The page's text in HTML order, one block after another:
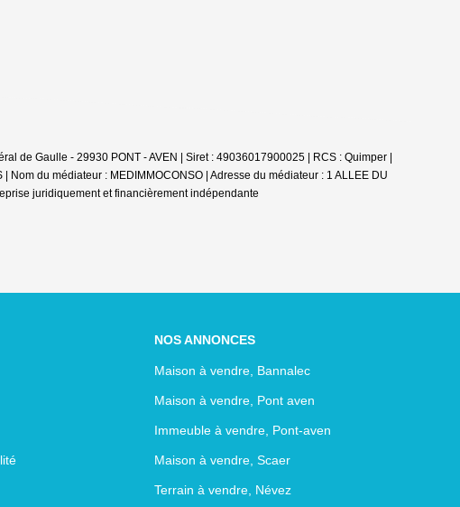
de Gaulle - 29930 PONT - AVEN | Siret : 49036017900025 | RCS : Quimper |
du médiateur : MEDIMMOCONSO | Adresse du médiateur : 1 ALLEE DU
juridiquement et financièrement indépendante
NOS ANNONCES
Maison à vendre, Bannalec
Maison à vendre, Pont aven
Immeuble à vendre, Pont-aven
Maison à vendre, Scaer
Terrain à vendre, Névez